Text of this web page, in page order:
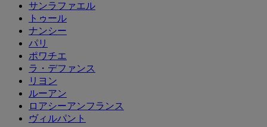
サンラファエル
トゥール
ナンシー
パリ
ポワチエ
ラ・デファンス
リヨン
ルーアン
ロアシーアンフランス
ヴィルパント